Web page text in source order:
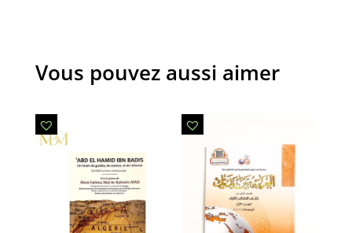
Vous pouvez aussi aimer